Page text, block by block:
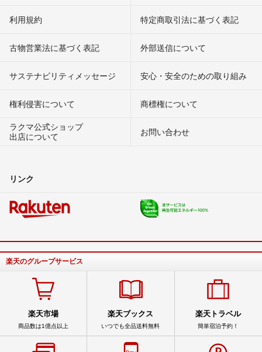
利用規約 特定商取引法に基づく表記
古物営業法に基づく表記 外部送信について
サステナビリティメッセージ 安心・安全のための取り組み
権利侵害について
商標権について
ラクマ公式ショップ
出店について
お問い合わせ
リンク
楽天のグループサービス
楽天市場
商品数は1億点以上
楽天ブックス
いつでも全品送料無料
楽天トラベル
簡単宿泊予約！